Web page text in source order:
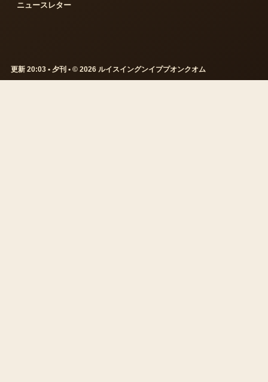
ニュースレター
更新 20:03 • 夕刊 • © 2026 ルイスイングンイププオンクオム